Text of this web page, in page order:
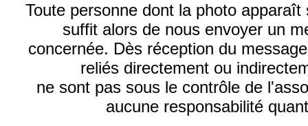
Toute personne dont la photo
suffit alors de nous envoyer un
concernée. Dès réception du
reliés directement ou
ne sont pas sous le contrôle de
aucune responsabilité